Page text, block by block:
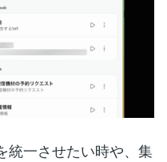
統一させたい時や、集